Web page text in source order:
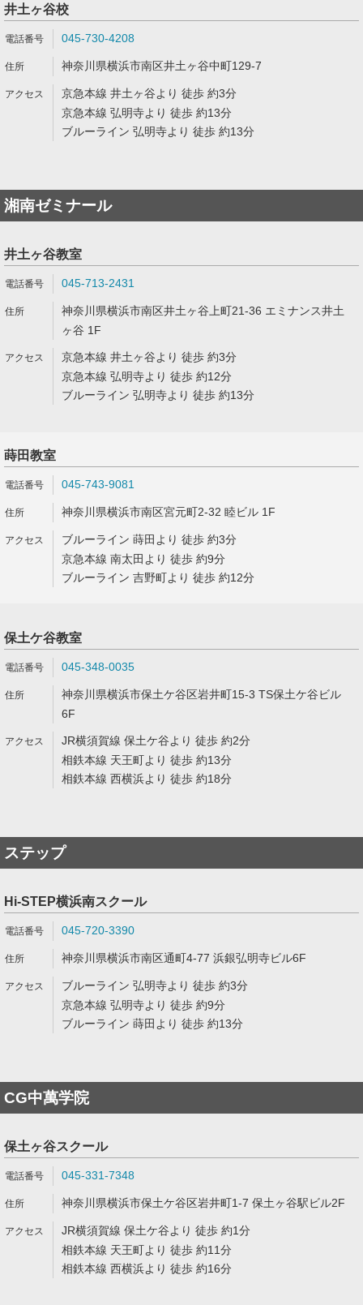
井土ヶ谷校
045-730-4208
神奈川県横浜市南区井土ヶ谷中町129-7
京急本線 井土ヶ谷より 徒歩 約3分
京急本線 弘明寺より 徒歩 約13分
ブルーライン 弘明寺より 徒歩 約13分
湘南ゼミナール
井土ヶ谷教室
045-713-2431
神奈川県横浜市南区井土ヶ谷上町21-36 エミナンス井土
ヶ谷 1F
京急本線 井土ヶ谷より 徒歩 約3分
京急本線 弘明寺より 徒歩 約12分
ブルーライン 弘明寺より 徒歩 約13分
蒔田教室
045-743-9081
神奈川県横浜市南区宮元町2-32 睦ビル 1F
ブルーライン 蒔田より 徒歩 約3分
京急本線 南太田より 徒歩 約9分
ブルーライン 吉野町より 徒歩 約12分
保土ケ谷教室
045-348-0035
神奈川県横浜市保土ケ谷区岩井町15-3 TS保土ケ谷ビル
6F
JR横須賀線 保土ケ谷より 徒歩 約2分
相鉄本線 天王町より 徒歩 約13分
相鉄本線 西横浜より 徒歩 約18分
ステップ
Hi-STEP横浜南スクール
045-720-3390
神奈川県横浜市南区通町4-77 浜銀弘明寺ビル6F
ブルーライン 弘明寺より 徒歩 約3分
京急本線 弘明寺より 徒歩 約9分
ブルーライン 蒔田より 徒歩 約13分
CG中萬学院
保土ヶ谷スクール
045-331-7348
神奈川県横浜市保土ケ谷区岩井町1-7 保土ヶ谷駅ビル2F
JR横須賀線 保土ケ谷より 徒歩 約1分
相鉄本線 天王町より 徒歩 約11分
相鉄本線 西横浜より 徒歩 約16分